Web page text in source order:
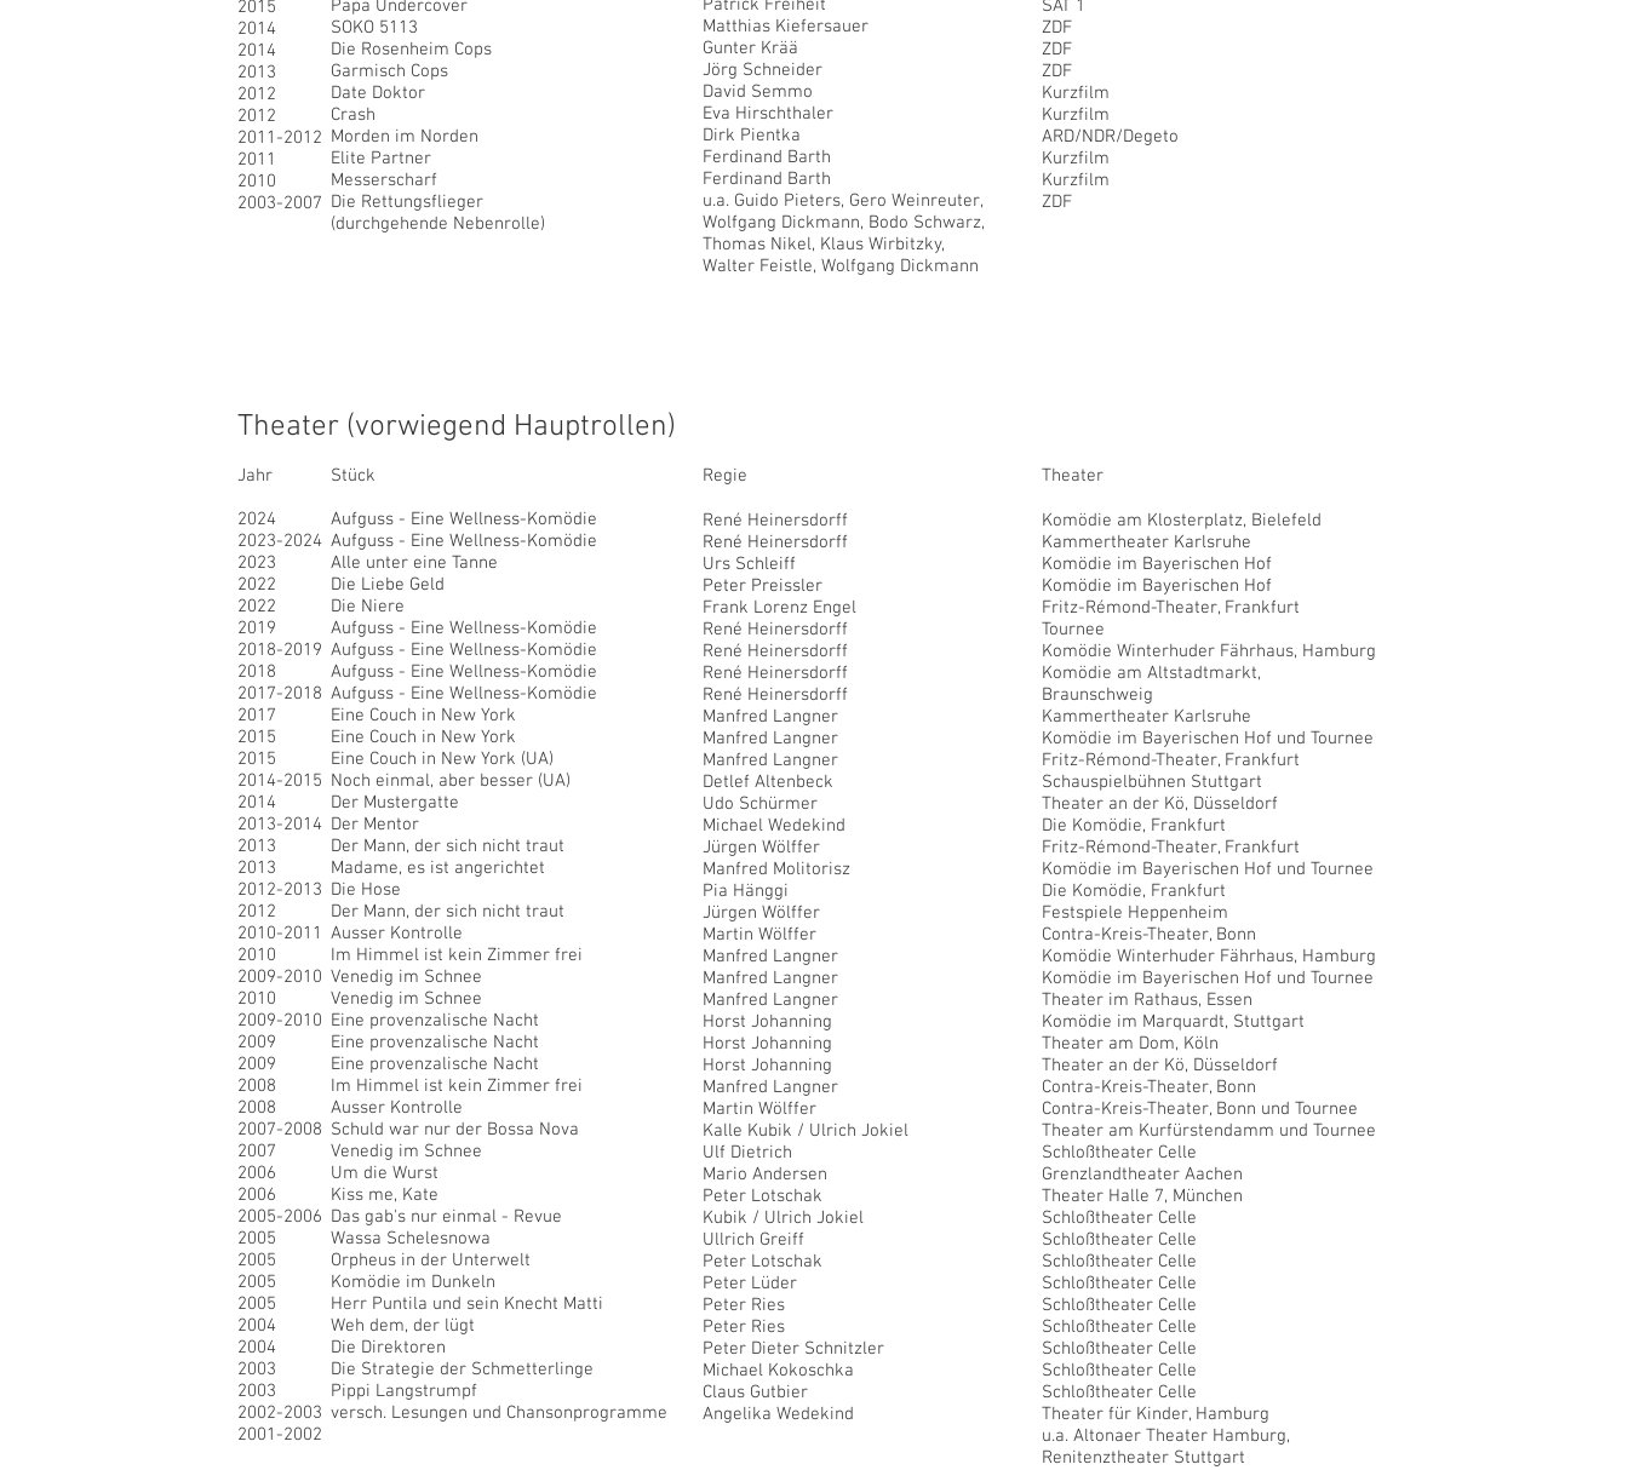
2015
2014
2014
2013
2012
2012
2011-2012
2011
2010
2003-2007
Papa Undercover
SOKO 5113
Die Rosenheim Cops
Garmisch Cops
Date Doktor
Crash
Morden im Norden
Elite Partner
Messerscharf
Die Rettungsflieger
(durchgehende Nebenrolle)
Patrick Freiheit
Matthias Kiefersauer
Gunter Krää
Jörg Schneider
David Semmo
Eva Hirschthaler
Dirk Pientka
Ferdinand Barth
Ferdinand Barth
u.a. Guido Pieters, Gero Weinreuter,
Wolfgang Dickmann, Bodo Schwarz,
Thomas Nikel, Klaus Wirbitzky,
Walter Feistle, Wolfgang Dickmann
SAT 1
ZDF
ZDF
ZDF
Kurzfilm
Kurzfilm
ARD/NDR/Degeto
Kurzfilm
Kurzfilm
ZDF
Theater (vorwiegend Hauptrollen)
Jahr
2024
2023-2024
2023
2022
2022
2019
2018-2019
2018
2017-2018
2017
2015
2015
2014-2015
2014
2013-2014
2013
2013
2012-2013
2012
2010-2011
2010
2009-2010
2010
2009-2010
2009
2009
2008
2008
2007-2008
2007
2006
2006
2005-2006
2005
2005
2005
2005
2004
2004
2003
2003
2002-2003
2001-2002
Stück
Aufguss - Eine Wellness-Komödie
Aufguss - Eine Wellness-Komödie
Alle unter eine Tanne
Die Liebe Geld
Die Niere
Aufguss - Eine Wellness-Komödie
Aufguss - Eine Wellness-Komödie
Aufguss - Eine Wellness-Komödie
Aufguss - Eine Wellness-Komödie
Eine Couch in New York
Eine Couch in New York
Eine Couch in New York (UA)
Noch einmal, aber besser (UA)
Der Mustergatte
Der Mentor
Der Mann, der sich nicht traut
Madame, es ist angerichtet
Die Hose
Der Mann, der sich nicht traut
Ausser Kontrolle
Im Himmel ist kein Zimmer frei
Venedig im Schnee
Venedig im Schnee
Eine provenzalische Nacht
Eine provenzalische Nacht
Eine provenzalische Nacht
Im Himmel ist kein Zimmer frei
Ausser Kontrolle
Schuld war nur der Bossa Nova
Venedig im Schnee
Um die Wurst
Kiss me, Kate
Das gab's nur einmal - Revue
Wassa Schelesnowa
Orpheus in der Unterwelt
Komödie im Dunkeln
Herr Puntila und sein Knecht Matti
Weh dem, der lügt
Die Direktoren
Die Strategie der Schmetterlinge
Pippi Langstrumpf
versch. Lesungen und Chansonprogramme
Regie
René Heinersdorff
René Heinersdorff
Urs Schleiff
Peter Preissler
Frank Lorenz Engel
René Heinersdorff
René Heinersdorff
René Heinersdorff
René Heinersdorff
Manfred Langner
Manfred Langner
Manfred Langner
Detlef Altenbeck
Udo Schürmer
Michael Wedekind
Jürgen Wölffer
Manfred Molitorisz
Pia Hänggi
Jürgen Wölffer
Martin Wölffer
Manfred Langner
Manfred Langner
Manfred Langner
Horst Johanning
Horst Johanning
Horst Johanning
Manfred Langner
Martin Wölffer
Kalle Kubik / Ulrich Jokiel
Ulf Dietrich
Mario Andersen
Peter Lotschak
Kubik / Ulrich Jokiel
Ullrich Greiff
Peter Lotschak
Peter Lüder
Peter Ries
Peter Ries
Peter Dieter Schnitzler
Michael Kokoschka
Claus Gutbier
Angelika Wedekind
Theater
Komödie am Klosterplatz, Bielefeld
Kammertheater Karlsruhe
Komödie im Bayerischen Hof
Komödie im Bayerischen Hof
Fritz-Rémond-Theater, Frankfurt
Tournee
Komödie Winterhuder Fährhaus, Hamburg
Komödie am Altstadtmarkt,
Braunschweig
Kammertheater Karlsruhe
Komödie im Bayerischen Hof und Tournee
Fritz-Rémond-Theater, Frankfurt
Schauspielbühnen Stuttgart
Theater an der Kö, Düsseldorf
Die Komödie, Frankfurt
Fritz-Rémond-Theater, Frankfurt
Komödie im Bayerischen Hof und Tournee
Die Komödie, Frankfurt
Festspiele Heppenheim
Contra-Kreis-Theater, Bonn
Komödie Winterhuder Fährhaus, Hamburg
Komödie im Bayerischen Hof und Tournee
Theater im Rathaus, Essen
Komödie im Marquardt, Stuttgart
Theater am Dom, Köln
Theater an der Kö, Düsseldorf
Contra-Kreis-Theater, Bonn
Contra-Kreis-Theater, Bonn und Tournee
Theater am Kurfürstendamm und Tournee
Schloßtheater Celle
Grenzlandtheater Aachen
Theater Halle 7, München
Schloßtheater Celle
Schloßtheater Celle
Schloßtheater Celle
Schloßtheater Celle
Schloßtheater Celle
Schloßtheater Celle
Schloßtheater Celle
Schloßtheater Celle
Schloßtheater Celle
Theater für Kinder, Hamburg
u.a. Altonaer Theater Hamburg,
Renitenztheater Stuttgart